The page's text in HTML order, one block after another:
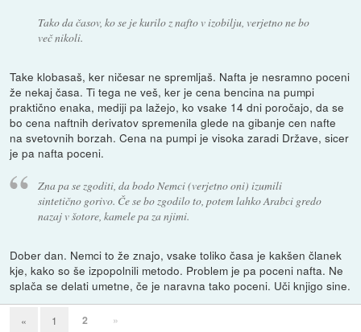
Tako da časov, ko se je kurilo z nafto v izobilju, verjetno ne bo
več nikoli.
Take klobasaš, ker ničesar ne spremljaš. Nafta je nesramno poceni
že nekaj časa. Ti tega ne veš, ker je cena bencina na pumpi
praktično enaka, mediji pa lažejo, ko vsake 14 dni poročajo, da se
bo cena naftnih derivatov spremenila glede na gibanje cen nafte
na svetovnih borzah. Cena na pumpi je visoka zaradi Države, sicer
je pa nafta poceni.
Zna pa se zgoditi, da bodo Nemci (verjetno oni) izumili
sintetično gorivo. Če se bo zgodilo to, potem lahko Arabci gredo
nazaj v šotore, kamele pa za njimi.
Dober dan. Nemci to že znajo, vsake toliko časa je kakšen članek
kje, kako so še izpopolnili metodo. Problem je pa poceni nafta. Ne
splača se delati umetne, če je naravna tako poceni. Uči knjigo sine.
« 1 2 »